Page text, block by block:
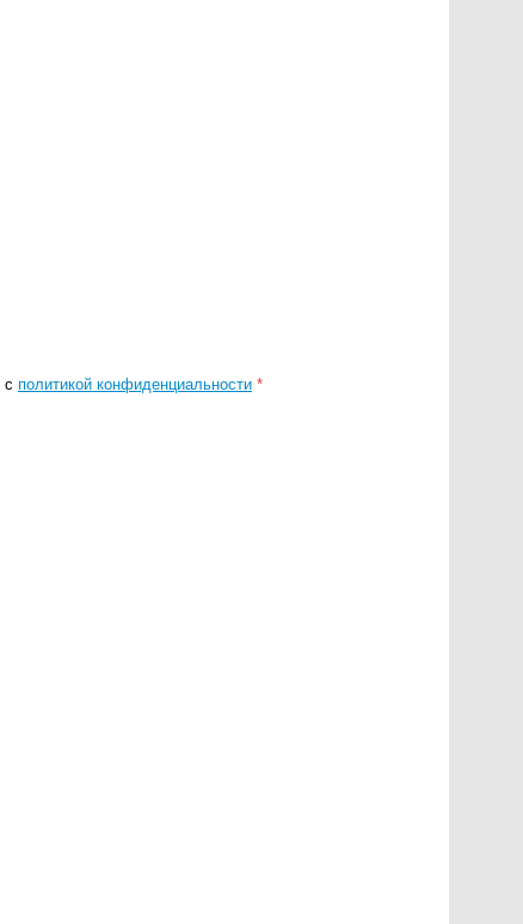
с политикой конфиденциальности *